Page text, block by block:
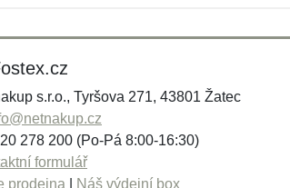
Zpráva*
Zpráva*
s.r.o., Tyršova 271, 43801 Žatec
278 200 (Po-Pá 8:00-16:30)
formulář
prodejna
Náš výdejní box